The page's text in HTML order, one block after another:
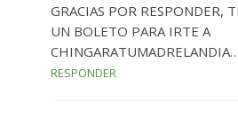
GRACIAS POR RESPONDER,
UN BOLETO PARA IRTE A
RESPONDER